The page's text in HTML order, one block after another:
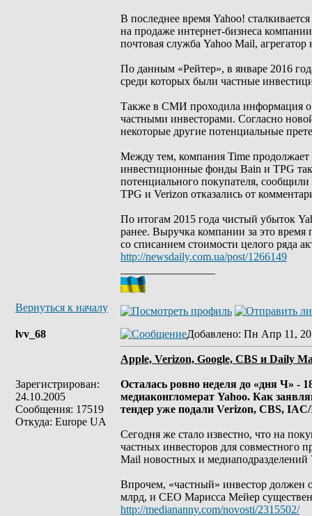
В последнее время Yahoo!
на продаже интернет-бизнеса
почтовая служба Yahoo Mail,
По данным «Рейтер», в январе 2016
среди которых были частные
Также в СМИ проходила информация о
частными инвесторами. Согласно
некоторые другие потенциальные
Между тем, компания Time продолжает
инвестиционные фонды Bain и TPG
потенциального покупателя,
TPG и Verizon отказались от
По итогам 2015 года чистый убыток
ранее. Выручка компании за это
со списанием стоимости целого ряда
http://newsdaily.com.ua/post/1266149
Вернуться к началу
lvv_68
Зарегистрирован:
24.10.2005
Сообщения: 17519
Откуда: Europe UA
Добавлено: Пн Апр 11,
Apple, Verizon, Google, CBS и Daily
Осталась ровно неделя до «дня Ч» -
медиаконгломерат Yahoo. Как
тендер уже подали Verizon, CBS,
Сегодня же стало известно, что на
частных инвесторов для совместного
Mail новостных и медиаподразделений
Впрочем, «частный» инвестор должен
млрд, и СЕО Марисса Мейер
http://mediananny.com/novosti/2315502/